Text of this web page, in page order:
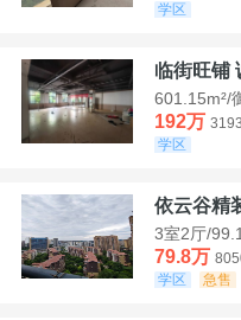
学区
临街旺铺
601.15m²/
192万
学区
依云谷精
3室2厅/
79.8万
学区
急售